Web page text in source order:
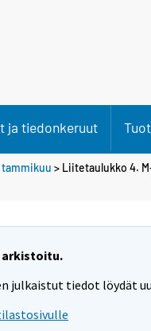
ja tiedonkeruut
tammikuu > Liitetaulukko 4.
arkistoitu.
julkaistut tiedot löydät